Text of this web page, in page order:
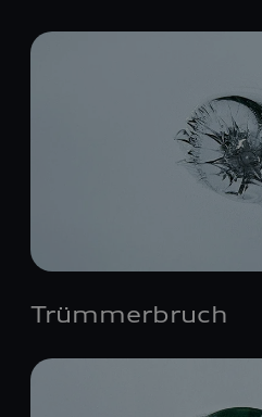
Trümmerbruch